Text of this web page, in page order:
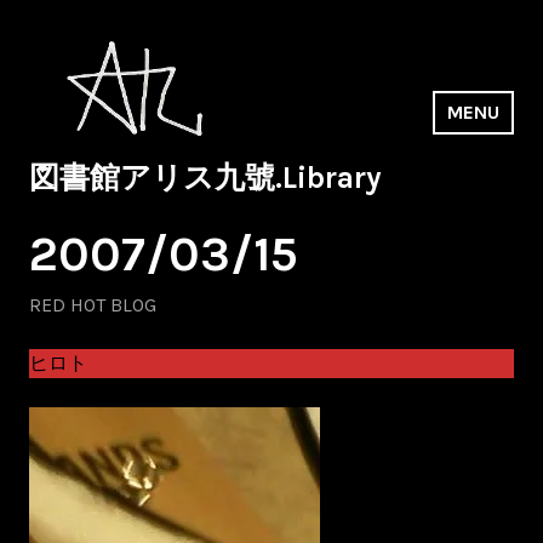
content
図書館アリス九號.Library
MENU
2007/03/15
RED HOT BLOG
ヒロト